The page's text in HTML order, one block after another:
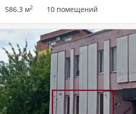
586.3 м2 10 помещений